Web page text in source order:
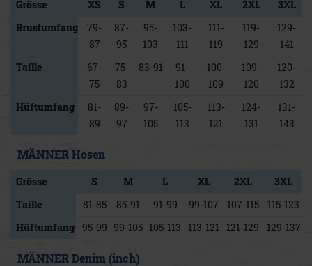
Grösse XS S M L XL 2XL
3XL
Brustumfang
79-
87
87-
95
95-
103
103-
111
111-
119
119-
129
129-
141
Taille
67-
75
75-
83
83-91
91-
100
100-
109
109-
120
120-
132
Hüftumfang
81-
89
89-
97
97-
105
105-
113
113-
121
124-
131
131-
143
MÄNNER Hosen
Grösse S M L XL 2XL
3XL
Taille
81-85 85-91 91-99 99-107 107-115
115-123
Hüftumfang
95-99 99-105 105-113 113-121 121-129 129-137
MÄNNER Denim (inch)